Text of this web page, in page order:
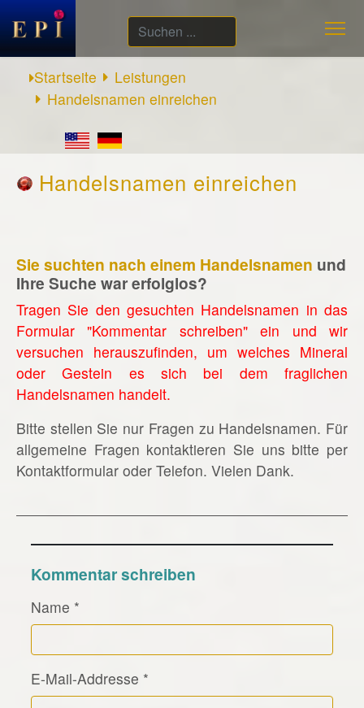
Suchen
...
Startseite
Leistungen
Handelsnamen einreichen
Handelsnamen einreichen
Sie suchten nach einem Handelsnamen und
Ihre Suche war erfolglos?
Tragen Sie den gesuchten Handelsnamen in das
Formular "Kommentar schreiben" ein und wir
versuchen herauszufinden, um welches Mineral
oder Gestein es sich bei dem fraglichen
Handelsnamen handelt.
Bitte stellen Sie nur Fragen zu Handelsnamen. Für
allgemeine Fragen kontaktieren Sie uns bitte per
Kontaktformular oder Telefon. Vielen Dank.
Kommentar schreiben
Name *
E-Mail-Addresse *